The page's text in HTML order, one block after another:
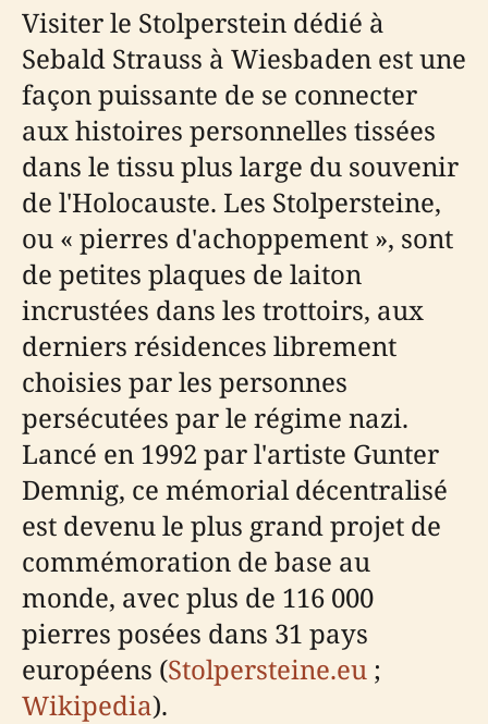
Visiter le Stolperstein dédié à
Sebald Strauss à Wiesbaden est une
façon puissante de se connecter
aux histoires personnelles tissées
dans le tissu plus large du souvenir
de l'Holocauste. Les Stolpersteine,
ou « pierres d'achoppement », sont
de petites plaques de laiton
incrustées dans les trottoirs, aux
derniers résidences librement
choisies par les personnes
persécutées par le régime nazi.
Lancé en 1992 par l'artiste Gunter
Demnig, ce mémorial décentralisé
est devenu le plus grand projet de
commémoration de base au
monde, avec plus de 116 000
pierres posées dans 31 pays
européens (Stolpersteine.eu ;
Wikipedia).